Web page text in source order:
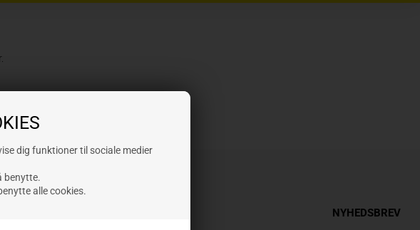
dig funktioner til sociale medier
benytte.
alle cookies.
dig.
NYHEDSBREV